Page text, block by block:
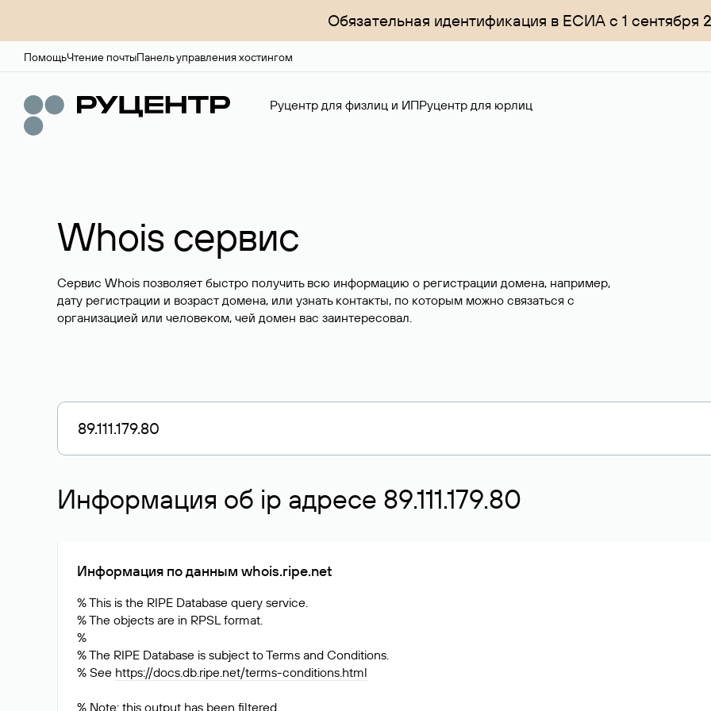
Обязательная идентификация в ЕСИА с 1 сентября
ПомощьЧтение почтыПанель управления хостингом
Руцентр для физлиц и ИПРуцентр для юрлиц
Whois сервис
Сервис Whois позволяет быстро получить всю информацию о регистрации домена, например,
дату регистрации и возраст домена, или узнать контакты, по которым можно связаться с
организацией или человеком, чей домен вас заинтересовал.
Информация об ip адресе 89.111.179.80
Информация по данным whois.ripe.net
% This is the RIPE Database query service.
% The objects are in RPSL format.
%
% The RIPE Database is subject to Terms and Conditions.
% See https://docs.db.ripe.net/terms-conditions.html
% Note: this output has been filtered.